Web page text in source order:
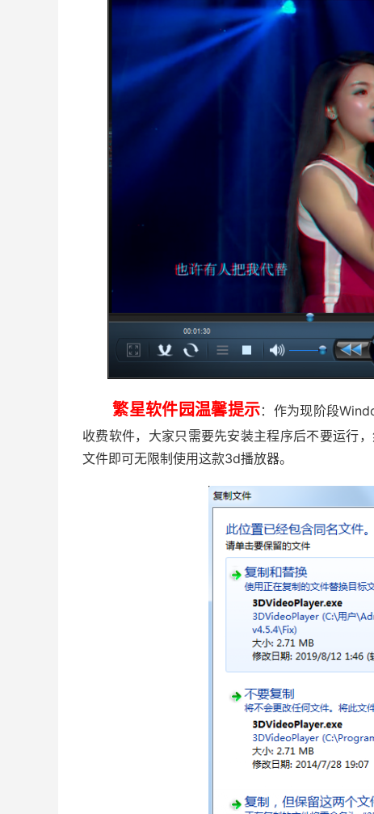
繁星软件园温馨提示：作为现阶段
收费软件，大家只需要先安装主程序后不要运行
文件即可无限制使用这款3d播放器。